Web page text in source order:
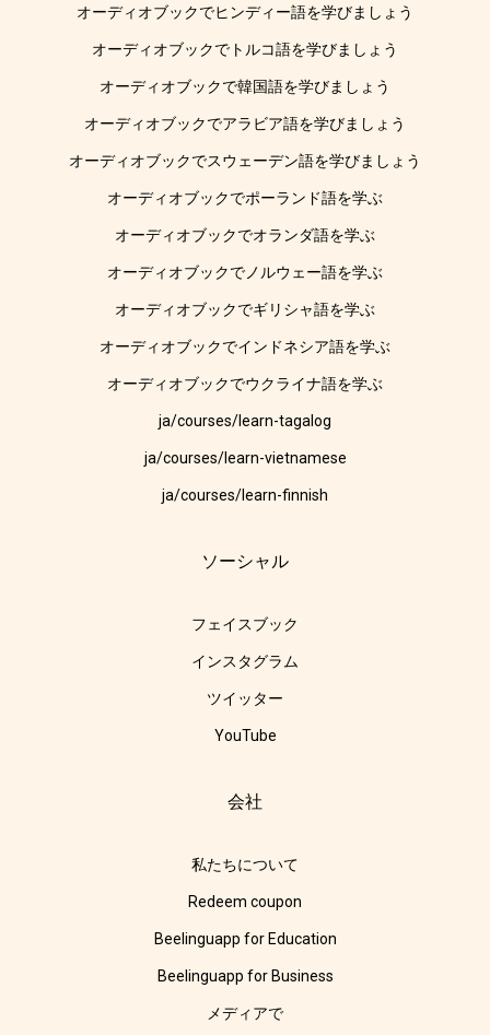
オーディオブックでヒンディー語を学びましょう
オーディオブックでトルコ語を学びましょう
オーディオブックで韓国語を学びましょう
オーディオブックでアラビア語を学びましょう
オーディオブックでスウェーデン語を学びましょう
オーディオブックでポーランド語を学ぶ
オーディオブックでオランダ語を学ぶ
オーディオブックでノルウェー語を学ぶ
オーディオブックでギリシャ語を学ぶ
オーディオブックでインドネシア語を学ぶ
オーディオブックでウクライナ語を学ぶ
ja/courses/learn-tagalog
ja/courses/learn-vietnamese
ja/courses/learn-finnish
ソーシャル
フェイスブック
インスタグラム
ツイッター
YouTube
会社
私たちについて
Redeem coupon
Beelinguapp for Education
Beelinguapp for Business
メディアで